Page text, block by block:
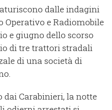
dalle indagini
Operativo e Radiomobile
e giugno dello scorso
di tre trattori stradali
di una società di
Carabinieri, la notte